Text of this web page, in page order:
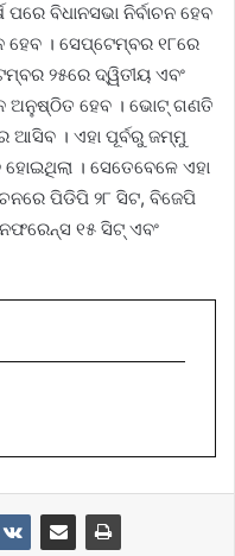
ବିଧାନସଭା ନିର୍ବାଚନ ହେବ
ହେବ । ସେପ୍ଟେମ୍ବର ୧୮ରେ
୨୫ରେ ଦ୍ୱିତୀୟ ଏବଂ
ଅନୁଷ୍ଠିତ ହେବ । ଭୋଟ୍‌ ଗଣତି
ଆସିବ । ଏହା ପୂର୍ବରୁ ଜମ୍ମୁ
ହୋଇଥିଲା । ସେତେବେଳେ ଏହା
ପିଡିପି ୨୮ ସିଟ, ବିଜେପି
୧୫ ସିଟ୍‌ ଏବଂ